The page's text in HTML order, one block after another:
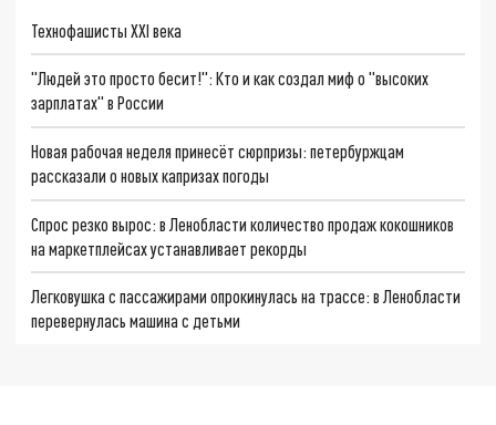
Технофашисты XXI века
"Людей это просто бесит!": Кто и как создал миф о "высоких
зарплатах" в России
Новая рабочая неделя принесёт сюрпризы: петербуржцам
рассказали о новых капризах погоды
Спрос резко вырос: в Ленобласти количество продаж кокошников
на маркетплейсах устанавливает рекорды
Легковушка с пассажирами опрокинулась на трассе: в Ленобласти
перевернулась машина с детьми